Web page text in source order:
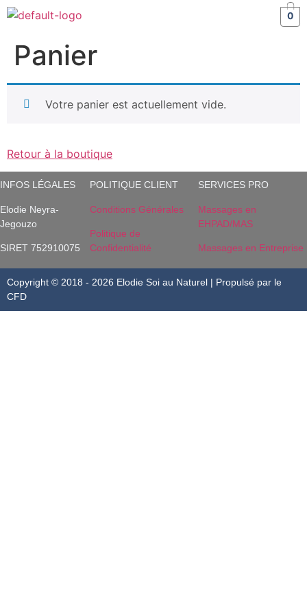
0
Panier
Votre panier est actuellement vide.
Retour à la boutique
INFOS LÉGALES
Elodie Neyra-
Jegouzo
SIRET 752910075
POLITIQUE CLIENT
Conditions Générales
Politique de
Confidentialité
SERVICES PRO
Massages en
EHPAD/MAS
Massages en Entreprise
Copyright © 2018 - 2026 Elodie Soi au Naturel | Propulsé par le
CFD